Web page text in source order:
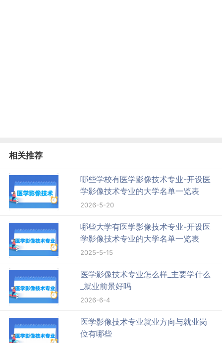
相关推荐
哪些学校有医学影像技术专业-开设医
学影像技术专业的大学名单一览表
2026-5-20
哪些大学有医学影像技术专业-开设医
学影像技术专业的大学名单一览表
2025-5-15
医学影像技术专业怎么样_主要学什么
_就业前景好吗
2026-6-4
医学影像技术专业就业方向与就业岗
位有哪些